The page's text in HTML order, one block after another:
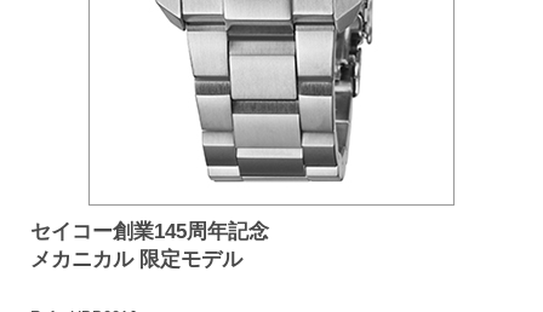
セイコー創業145周年記念
メカニカル 限定モデル